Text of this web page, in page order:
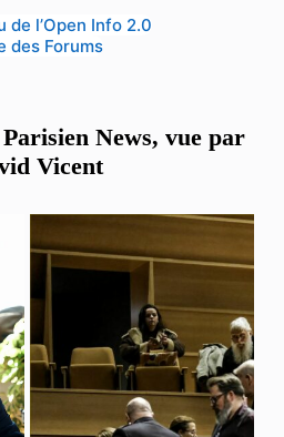
de l’Open Info 2.0
des Forums
News, vue par
Vicent